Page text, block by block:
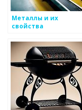
Металлы и их
свойства